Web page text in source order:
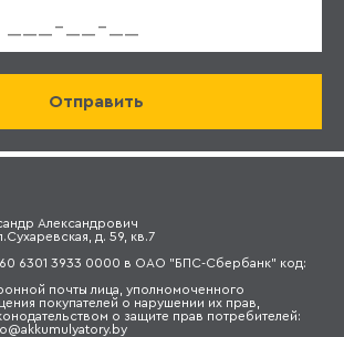
Александрович
д. 59, кв.7
6301 3933 0000 в ОАО "БПС-Сбербанк" код:
почты лица, уполномоченного
покупателей о нарушении их прав,
о защите прав потребителей: